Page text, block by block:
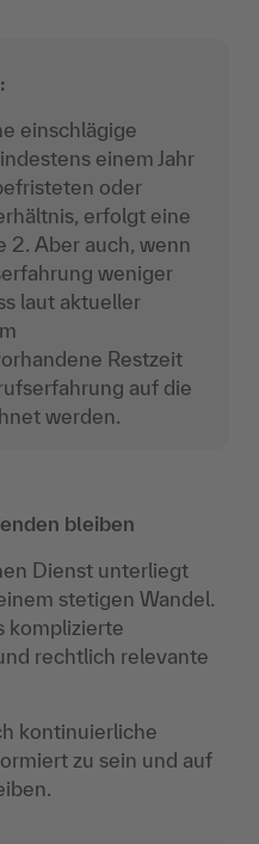
einschlägige
einem Jahr
oder
erfolgt eine
2. Aber auch, wenn
weniger
laut aktueller
Restzeit
auf die
werden.
bleiben
Dienst unterliegt
stetigen Wandel.
komplizierte
rechtlich relevante
kontinuierliche
zu sein und auf